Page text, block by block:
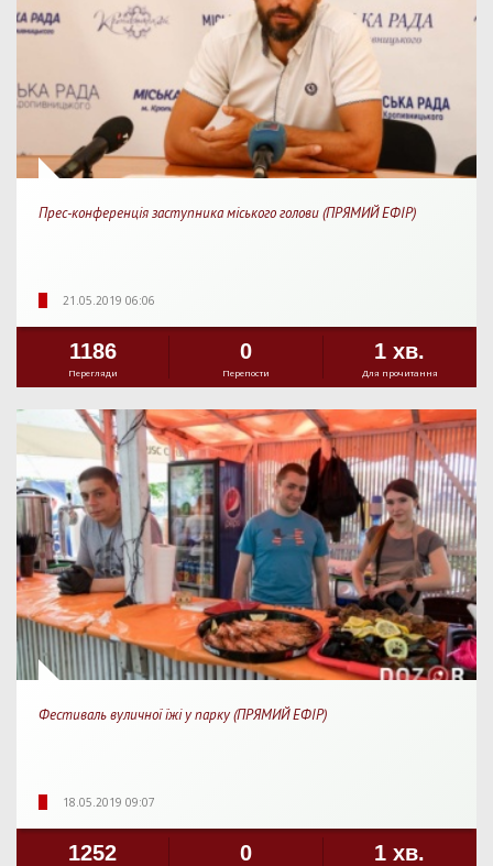
Прес-конференція заступника міського голови (ПРЯМИЙ ЕФІР)
21.05.2019 06:06
1186
Перегляди
0
Перепости
1 хв.
Для прочитання
Фестиваль вуличної їжі у парку (ПРЯМИЙ ЕФІР)
18.05.2019 09:07
1252 0 1 хв.